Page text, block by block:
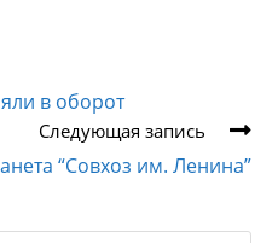
в оборот
Следующая запись
“Совхоз им. Ленина”